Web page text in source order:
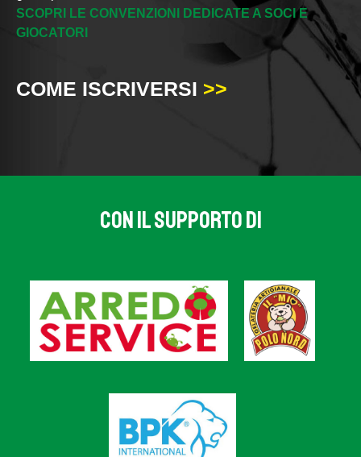
SCOPRI LE CONVENZIONI DEDICATE A SOCI E
GIOCATORI
COME ISCRIVERSI >>
CON IL SUPPORTO DI